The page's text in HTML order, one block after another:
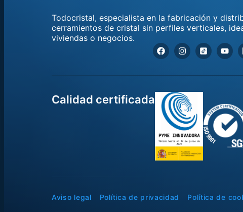
Todocristal, especialista en la fabricación y
cerramientos de cristal sin perfiles verticales,
viviendas o negocios.
Calidad certificada
Aviso legal Política de privacidad Política de